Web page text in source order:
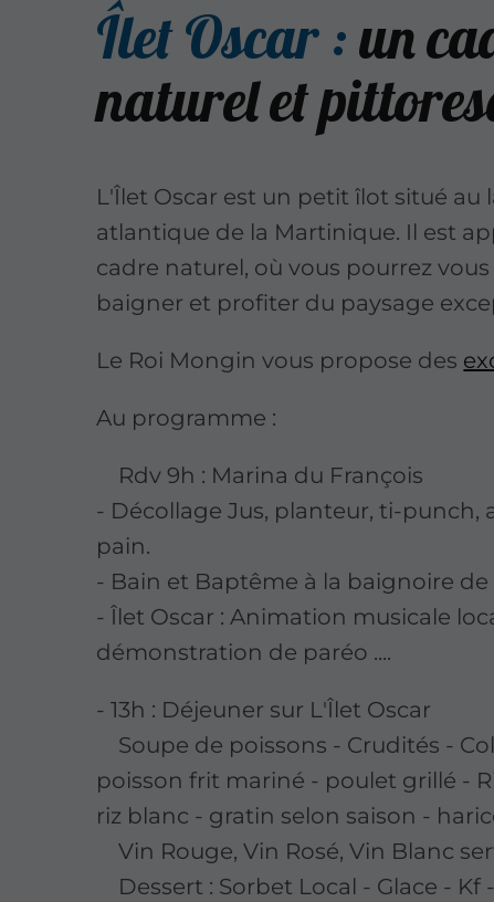
Îlet Oscar :un
naturel et
L'Îlet Oscar est un petit îlot situé au
atlantique de la Martinique. Il est
cadre naturel, où vous pourrez
baigner et profiter du paysage
Le Roi Mongin vous propose des
Au programme :
Rdv 9h : Marina du François
- Décollage Jus, planteur, ti-punch,
pain.
- Bain et Baptême à la baignoire
- Îlet Oscar : Animation musicale
démonstration de paréo ....
- 13h : Déjeuner sur L'Îlet Oscar
Soupe de poissons - Crudités -
poisson frit mariné - poulet grillé -
riz blanc - gratin selon saison -
Vin Rouge, Vin Rosé, Vin Blanc
Dessert : Sorbet Local - Glace - Kf